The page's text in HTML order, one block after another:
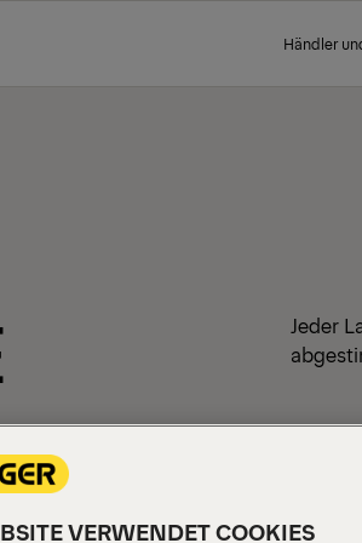
Händler
Jeder
VERWENDET COOKIES